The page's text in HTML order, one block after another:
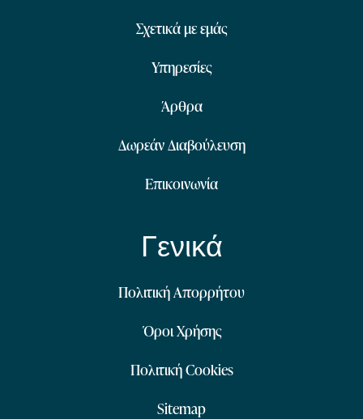
Σχετικά με εμάς
Υπηρεσίες
Άρθρα
Δωρεάν Διαβούλευση
Επικοινωνία
Γενικά
Πολιτική Απορρήτου
Όροι Χρήσης
Πολιτική Cookies
Sitemap